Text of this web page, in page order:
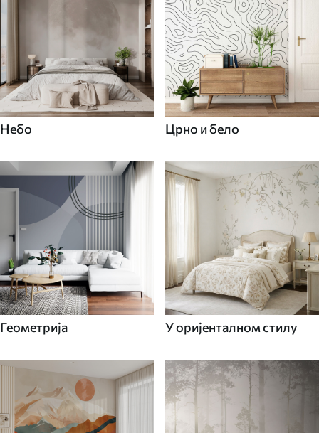
Небо Црно и бело
Геометрија У оријенталном стилу